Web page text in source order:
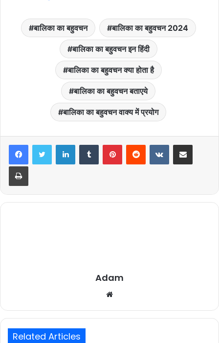
बालिका का बहुवचन बालिका का बहुवचन 2024
बालिका का बहुवचन इन हिंदी
बालिका का बहुवचन क्या होता है
बालिका का बहुवचन बताएये
बालिका का बहुवचन वाक्य में प्रयोग
LinkedInTumblr PinterestReddit VKontakteShare via Email
Print
Adam
Related Articles